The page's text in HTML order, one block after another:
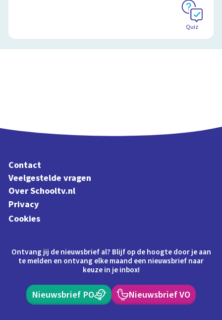
Quiz
Contact
Veelgestelde vragen
Over Schooltv.nl
Privacy
Cookies
Ontvang jij de nieuwsbrief al? Blijf op de hoogte door je aan
te melden en ontvang elke maand een nieuwsbrief naar
keuze in je inbox!
Nieuwsbrief PO Nieuwsbrief VO